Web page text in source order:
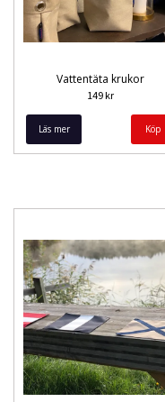
Vattentäta krukor
149 kr
Läs mer Köp